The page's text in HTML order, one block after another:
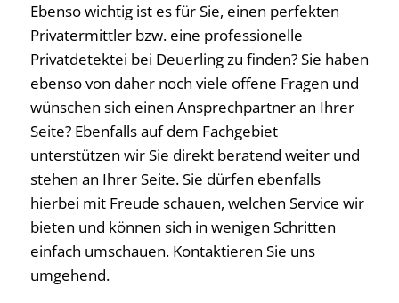
Ebenso wichtig ist es für Sie, einen perfekten
Privatermittler bzw. eine professionelle
Privatdetektei bei Deuerling zu finden? Sie haben
ebenso von daher noch viele offene Fragen und
wünschen sich einen Ansprechpartner an Ihrer
Seite? Ebenfalls auf dem Fachgebiet
unterstützen wir Sie direkt beratend weiter und
stehen an Ihrer Seite. Sie dürfen ebenfalls
hierbei mit Freude schauen, welchen Service wir
bieten und können sich in wenigen Schritten
einfach umschauen. Kontaktieren Sie uns
umgehend.